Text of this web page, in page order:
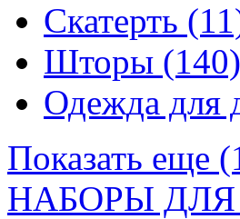
Скатерть
Шторы (140)
Одежда для
Показать еще
НАБОРЫ